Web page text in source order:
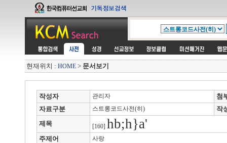
현재위치 : HOME > 문서보기
작성자 관리자
첨
자료구분
스트롱코드사전(히)
작
제목
[160] hb;h}a'
주제어 사랑